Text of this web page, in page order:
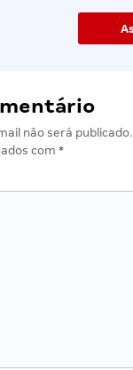
não será publicado.
com *